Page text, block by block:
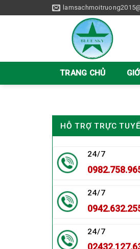
to
TRANG CHỦ
HỖ TRỢ TRỰC
24/7
24/7
24/7